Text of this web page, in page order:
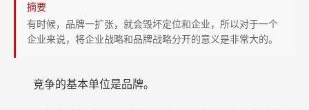
摘要
有时候，品牌一扩张，就会毁坏定位和企业，所以对于一个
企业来说，将企业战略和品牌战略分开的意义是非常大的。
竞争的基本单位是品牌。